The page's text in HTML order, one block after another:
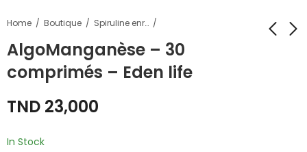
Home Boutique Spiruline enrichie
AlgoManganèse – 30
comprimés – Eden life
TND 23,000
In Stock